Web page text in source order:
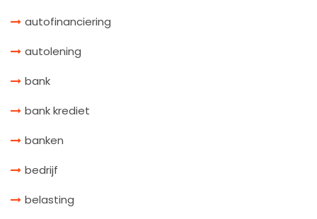
autofinanciering
autolening
bank
bank krediet
banken
bedrijf
belasting